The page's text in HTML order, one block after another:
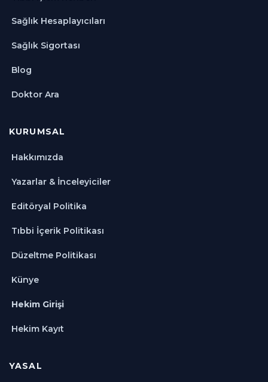
Sağlık Hesaplayıcıları
Sağlık Sigortası
Blog
Doktor Ara
KURUMSAL
Hakkımızda
Yazarlar & İnceleyiciler
Editöryal Politika
Tıbbi İçerik Politikası
Düzeltme Politikası
Künye
Hekim Girişi
Hekim Kayıt
YASAL